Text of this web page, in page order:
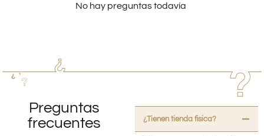
No hay preguntas todavía
Preguntas
frecuentes
¿Tienen tienda fisica?